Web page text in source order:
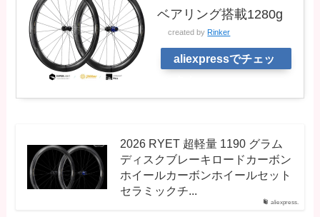
ベアリング搭載1280g
created by Rinker
aliexpressでチェッ
aliexpress.
2026 RYET 超軽量 1190 グラム
ディスクブレーキロードカーボン
ホイールカーボンホイールセット
セラミックチ...